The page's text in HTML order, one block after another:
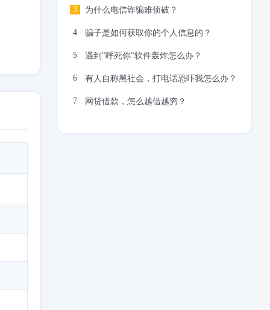
为什么电信诈骗难侦破？
骗子是如何获取你的个人信息的？
遇到"呼死你"软件轰炸怎么办？
有人自称黑社会，打电话恐吓我怎么办？
网贷借款，怎么越借越穷？